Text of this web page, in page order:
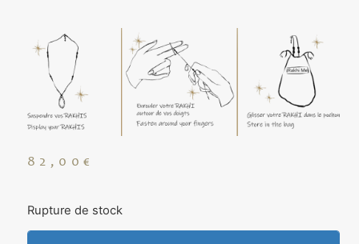
82,00 €
Rupture de stock